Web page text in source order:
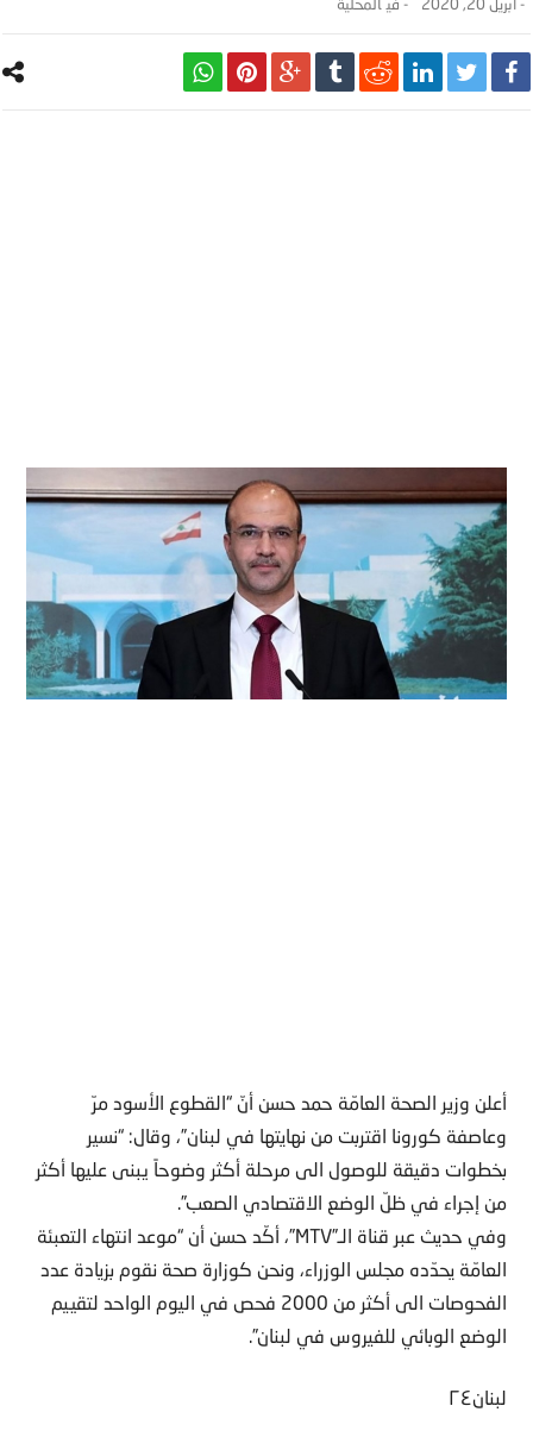
- أبريل 20, 2020 - ‎في المحلية
أعلن وزير الصحة العامّة حمد حسن أنّ “القطوع الأسود مرّ
وعاصفة كورونا اقتربت من نهايتها في لبنان”، وقال: “نسير
بخطوات دقيقة للوصول الى مرحلة أكثر وضوحاً يبنى عليها أكثر
من إجراء في ظلّ الوضع الاقتصادي الصعب”.
وفي حديث عبر قناة الـ”MTV”، أكّد حسن أن “موعد انتهاء التعبئة
العامّة يحدّده مجلس الوزراء، ونحن كوزارة صحة نقوم بزيادة عدد
الفحوصات الى أكثر من 2000 فحص في اليوم الواحد لتقييم
الوضع الوبائي للفيروس في لبنان”.
لبنان٢٤